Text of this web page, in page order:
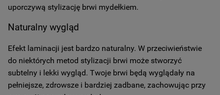
uporczywą stylizację brwi mydełkiem.
Naturalny wygląd
Efekt laminacji jest bardzo naturalny. W przeciwieństwie
do niektórych metod stylizacji brwi może stworzyć
subtelny i lekki wygląd. Twoje brwi będą wyglądały na
pełniejsze, zdrowsze i bardziej zadbane, zachowując przy